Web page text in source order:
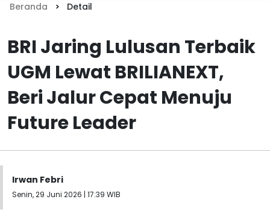
Beranda Detail
BRI Jaring Lulusan Terbaik
UGM Lewat BRILIANEXT,
Beri Jalur Cepat Menuju
Future Leader
Irwan Febri
Senin, 29 Juni 2026 | 17:39 WIB